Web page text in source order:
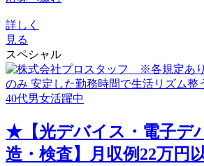
詳しく
見る
スペシャル
★【光デバイス・電子デ
造・検査】月収例22万円